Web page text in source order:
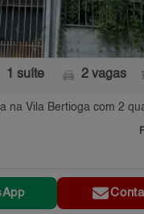
1 suíte 2 vagas
na Vila Bertioga com 2